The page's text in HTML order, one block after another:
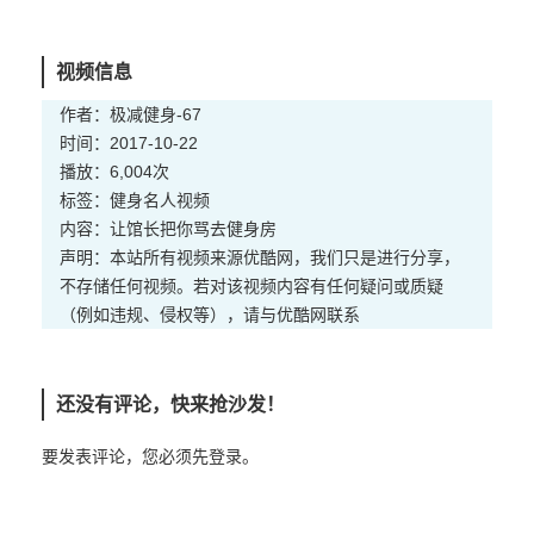
视频信息
作者：极减健身-67
时间：2017-10-22
播放：6,004次
标签： 健身名人视频
内容：让馆长把你骂去健身房
声明：本站所有视频来源优酷网，我们只是进行分享，
不存储任何视频。若对该视频内容有任何疑问或质疑
（例如违规、侵权等），请与优酷网联系
还没有评论，快来抢沙发！
要发表评论，您必须先登录。